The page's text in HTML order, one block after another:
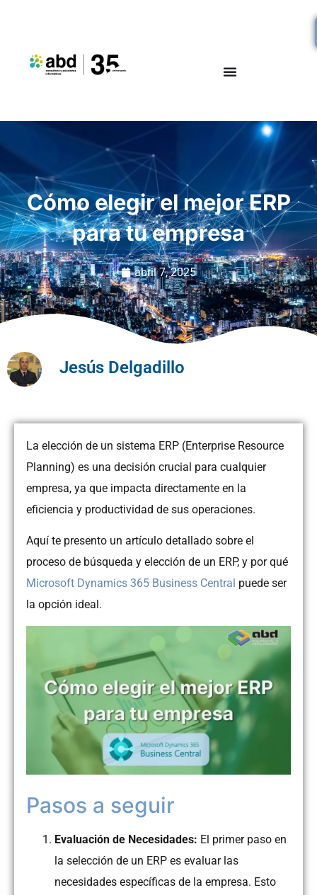
Cómo elegir el mejor ERP
para tu empresa
abril 7, 2025
Jesús Delgadillo
La elección de un sistema ERP (Enterprise Resource
Planning) es una decisión crucial para cualquier
empresa, ya que impacta directamente en la
eficiencia y productividad de sus operaciones.
Aquí te presento un artículo detallado sobre el
proceso de búsqueda y elección de un ERP, y por qué
Microsoft Dynamics 365 Business Central puede ser
la opción ideal.
Pasos a seguir
Evaluación de Necesidades: El primer paso en
la selección de un ERP es evaluar las
necesidades específicas de la empresa. Esto